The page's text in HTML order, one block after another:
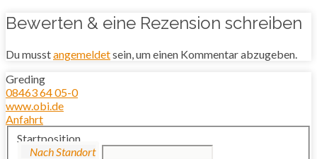
Bewerten & eine Rezension schreiben
Du musstangemeldetsein, um einen Kommentar abzugeben.
Greding
08463 64 05-0
www.obi.de
Anfahrt
Startposition